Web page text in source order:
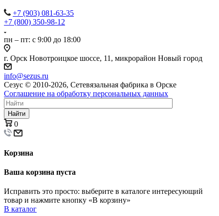
+7 (903) 081-63-35
+7 (800) 350-98-12
пн – пт: с 9:00 до 18:00
г. Орск Новотроицкое шоссе, 11, микрорайон Новый город
info@sezus.ru
Сезус © 2010-2026, Сетевязальная фабрика в Орске
Соглашение на обработку персональных данных
Найти
0
Корзина
Ваша корзина пуста
Исправить это просто: выберите в каталоге интересующий
товар и нажмите кнопку «В корзину»
В каталог